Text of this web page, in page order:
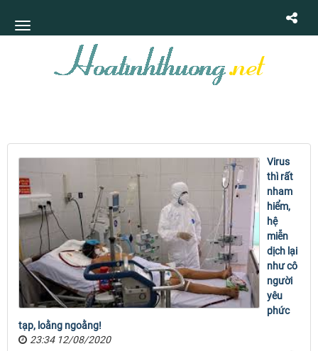
Virus
thì rất
nham
hiểm,
hệ
miễn
dịch lại
như cô
người
yêu
phức
tạp, loằng ngoằng!
23:34 12/08/2020